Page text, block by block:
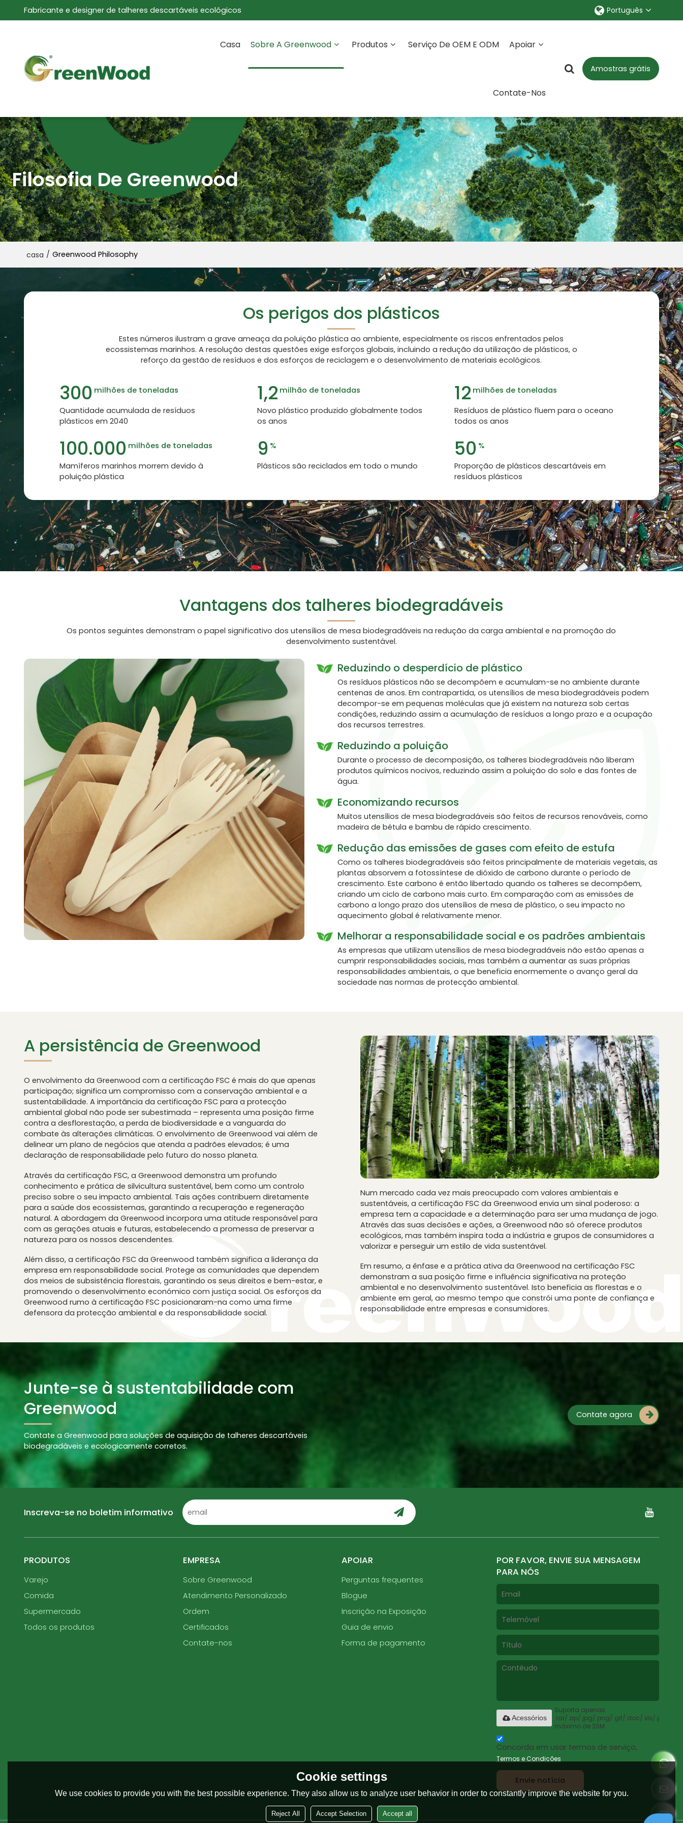
Fabricante e designer de talheres descartáveis ecológicos Português
Casa Sobre A Greenwood Produtos Serviço De OEM E ODM Apoiar
Contate-Nos
Amostras grátis
Filosofia De Greenwood
casa / Greenwood Philosophy
Os perigos dos plásticos
Estes números ilustram a grave ameaça da poluição plástica ao ambiente, especialmente os riscos enfrentados pelos
ecossistemas marinhos. A resolução destas questões exige esforços globais, incluindo a redução da utilização de plásticos, o
reforço da gestão de resíduos e dos esforços de reciclagem e o desenvolvimento de materiais ecológicos.
300 milhões de toneladas
Quantidade acumulada de resíduos
plásticos em 2040
1,2 milhão de toneladas
Novo plástico produzido globalmente todos
os anos
12 milhões de toneladas
Resíduos de plástico fluem para o oceano
todos os anos
100.000 milhões de toneladas
Mamíferos marinhos morrem devido à
poluição plástica
9 %
Plásticos são reciclados em todo o mundo
50 %
Proporção de plásticos descartáveis em
resíduos plásticos
Vantagens dos talheres biodegradáveis
Os pontos seguintes demonstram o papel significativo dos utensílios de mesa biodegradáveis na redução da carga ambiental e na promoção do
desenvolvimento sustentável.
Reduzindo o desperdício de plástico
Os resíduos plásticos não se decompõem e acumulam-se no ambiente durante
centenas de anos. Em contrapartida, os utensílios de mesa biodegradáveis podem
decompor-se em pequenas moléculas que já existem na natureza sob certas
condições, reduzindo assim a acumulação de resíduos a longo prazo e a ocupação
dos recursos terrestres.
Reduzindo a poluição
Durante o processo de decomposição, os talheres biodegradáveis não liberam
produtos químicos nocivos, reduzindo assim a poluição do solo e das fontes de
água.
Economizando recursos
Muitos utensílios de mesa biodegradáveis são feitos de recursos renováveis, como
madeira de bétula e bambu de rápido crescimento.
Redução das emissões de gases com efeito de estufa
Como os talheres biodegradáveis são feitos principalmente de materiais vegetais, as
plantas absorvem a fotossíntese de dióxido de carbono durante o período de
crescimento. Este carbono é então libertado quando os talheres se decompõem,
criando um ciclo de carbono mais curto. Em comparação com as emissões de
carbono a longo prazo dos utensílios de mesa de plástico, o seu impacto no
aquecimento global é relativamente menor.
Melhorar a responsabilidade social e os padrões ambientais
As empresas que utilizam utensílios de mesa biodegradáveis não estão apenas a
cumprir responsabilidades sociais, mas também a aumentar as suas próprias
responsabilidades ambientais, o que beneficia enormemente o avanço geral da
sociedade nas normas de protecção ambiental.
A persistência de Greenwood
O envolvimento da Greenwood com a certificação FSC é mais do que apenas
participação; significa um compromisso com a conservação ambiental e a
sustentabilidade. A importância da certificação FSC para a protecção
ambiental global não pode ser subestimada – representa uma posição firme
contra a desflorestação, a perda de biodiversidade e a vanguarda do
combate às alterações climáticas. O envolvimento de Greenwood vai além de
delinear um plano de negócios que atenda a padrões elevados; é uma
declaração de responsabilidade pelo futuro do nosso planeta.
Através da certificação FSC, a Greenwood demonstra um profundo
conhecimento e prática de silvicultura sustentável, bem como um controlo
preciso sobre o seu impacto ambiental. Tais ações contribuem diretamente
para a saúde dos ecossistemas, garantindo a recuperação e regeneração
natural. A abordagem da Greenwood incorpora uma atitude responsável para
com as gerações atuais e futuras, estabelecendo a promessa de preservar a
natureza para os nossos descendentes.
Além disso, a certificação FSC da Greenwood também significa a liderança da
empresa em responsabilidade social. Protege as comunidades que dependem
dos meios de subsistência florestais, garantindo os seus direitos e bem-estar, e
promovendo o desenvolvimento económico com justiça social. Os esforços da
Greenwood rumo à certificação FSC posicionaram-na como uma firme
defensora da protecção ambiental e da responsabilidade social.
Num mercado cada vez mais preocupado com valores ambientais e
sustentáveis, a certificação FSC da Greenwood envia um sinal poderoso: a
empresa tem a capacidade e a determinação para ser uma mudança de jogo.
Através das suas decisões e ações, a Greenwood não só oferece produtos
ecológicos, mas também inspira toda a indústria e grupos de consumidores a
valorizar e perseguir um estilo de vida sustentável.
Em resumo, a ênfase e a prática ativa da Greenwood na certificação FSC
demonstram a sua posição firme e influência significativa na proteção
ambiental e no desenvolvimento sustentável. Isto beneficia as florestas e o
ambiente em geral, ao mesmo tempo que constrói uma ponte de confiança e
responsabilidade entre empresas e consumidores.
Junte-se à sustentabilidade com
Greenwood
Contate a Greenwood para soluções de aquisição de talheres descartáveis
biodegradáveis e ecologicamente corretos.
Contate agora
Inscreva-se no boletim informativo
PRODUTOS
Varejo
Comida
Supermercado
Todos os produtos
EMPRESA
Sobre Greenwood
Atendimento Personalizado
Ordem
Certificados
Contate-nos
APOIAR
Perguntas frequentes
Blogue
Inscrição na Exposição
Guia de envio
Forma de pagamento
POR FAVOR, ENVIE SUA MENSAGEM
PARA NÓS
Suporta apenas
.rar/.zip/.jpg/.png/.gif/.doc/.xls/.pdf,
máximo de 20M
Acessórios
Concorda em usar termos de serviço,
Termos e Condições
Envie notícia
Cookie settings
We use cookies to provide you with the best possible experience. They also allow us to analyze user behavior in order to constantly improve the website for you.
Reject All Accept Selection Accept all